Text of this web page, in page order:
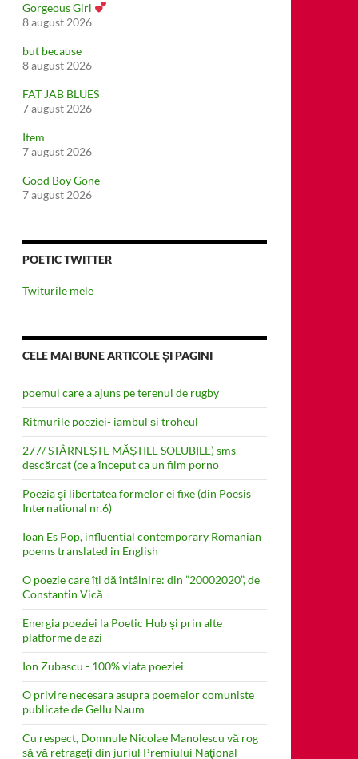
Gorgeous Girl
8 august 2026
but because
8 august 2026
FAT JAB BLUES
7 august 2026
Item
7 august 2026
Good Boy Gone
7 august 2026
POETIC TWITTER
Twiturile mele
CELE MAI BUNE ARTICOLE ȘI PAGINI
poemul care a ajuns pe terenul de rugby
Ritmurile poeziei- iambul și troheul
277/ STÂRNEȘTE MĂȘTILE SOLUBILE) sms
descărcat (ce a început ca un film porno
Poezia şi libertatea formelor ei fixe (din Poesis
International nr.6)
Ioan Es Pop, influential contemporary Romanian
poems translated in English
O poezie care îți dă întâlnire: din ”20002020”, de
Constantin Vică
Energia poeziei la Poetic Hub și prin alte
platforme de azi
Ion Zubascu - 100% viata poeziei
O privire necesara asupra poemelor comuniste
publicate de Gellu Naum
Cu respect, Domnule Nicolae Manolescu vă rog
să vă retrageţi din juriul Premiului Naţional